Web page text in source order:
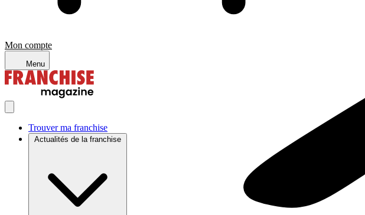
Mon compte
Menu
Trouver ma franchise
Actualités de la franchise